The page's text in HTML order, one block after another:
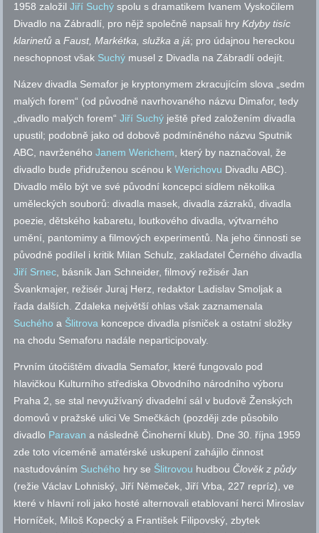
1958 založilJiří Suchý spolu s dramatikem Ivanem Vyskočilem
Divadlo na Zábradlí, pro nějž společně napsali hryKdyby tisíc
klarinetůaFaust, Markétka, služka a já; pro údajnou hereckou
neschopnost však Suchý musel z Divadla na Zábradlí odejít.
Název divadla Semafor je kryptonymem zkracujícím slova „sedm
malých forem“ (od původně navrhovaného názvu Dimafor, tedy
„divadlo malých forem“Jiří Suchý ještě před založením divadla
upustil; podobně jako od dobově podmíněného názvu Sputnik
ABC, navrženéhoJanem Werichem, který by naznačoval, že
divadlo bude přidruženou scénou kWerichovu Divadlu ABC).
Divadlo mělo být ve své původní koncepci sídlem několika
uměleckých souborů: divadla masek, divadla zázraků, divadla
poezie, dětského kabaretu, loutkového divadla, výtvarného
umění, pantomimy a filmových experimentů. Na jeho činnosti se
původně podílel i kritik Milan Schulz, zakladatel Černého divadla
Jiří Srnec, básník Jan Schneider, filmový režisér Jan
Švankmajer, režisér Juraj Herz, redaktor Ladislav Smoljak a
řada dalších. Zdaleka největší ohlas však zaznamenala
Suchého a Šlitrova koncepce divadla písniček a ostatní složky
na chodu Semaforu nadále neparticipovaly.
Prvním útočištěm divadla Semafor, které fungovalo pod
hlavičkou Kulturního střediska Obvodního národního výboru
Praha 2, se stal nevyužívaný divadelní sál v budově Ženských
domovů v pražské ulici Ve Smečkách (později zde působilo
divadlo Paravan a následně Činoherní klub). Dne 30. října 1959
zde toto víceméně amatérské uskupení zahájilo činnost
nastudováním Suchého hry se Šlitrovou hudbou Člověk z půdy
(režie Václav Lohniský, Jiří Němeček, Jiří Vrba, 227 repríz), ve
které v hlavní roli jako hosté alternovali etablovaní herci Miroslav
Horníček, Miloš Kopecký a František Filipovský, zbytek